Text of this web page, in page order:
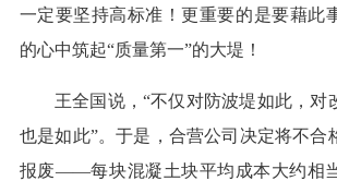
一定要坚持高标准！更重要的是要藉此
的心中筑起“质量第一”的大堤！
王全国说，“不仅对防波堤如此，对
也是如此”。于是，合营公司决定将不合
报废——每块混凝土块平均成本大约相